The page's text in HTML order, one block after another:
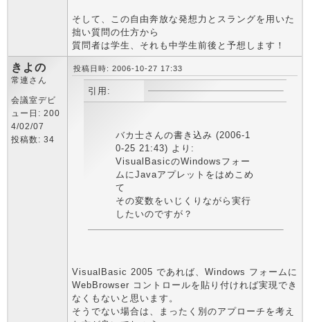
そして、この自由奔放な発想力とスラングを用いた
拙い質問の仕方から
質問者は学生、それも中学生前後と予想します！
きよの
常連さん
会議室デビ
ュー日: 200
4/02/07
投稿数: 34
投稿日時: 2006-10-27 17:33
引用:
バカ士さんの書き込み (2006-1
0-25 21:43) より:
VisualBasicのWindowsフォー
ムにJavaアプレットをはめこめ
て
その変数をいじくりながら実行
したいのですが？
VisualBasic 2005 であれば、Windows フォームに
WebBrowser コントロールを貼り付ければ実現でき
なくもないと思います。
そうでない場合は、まったく別のアプローチを考え